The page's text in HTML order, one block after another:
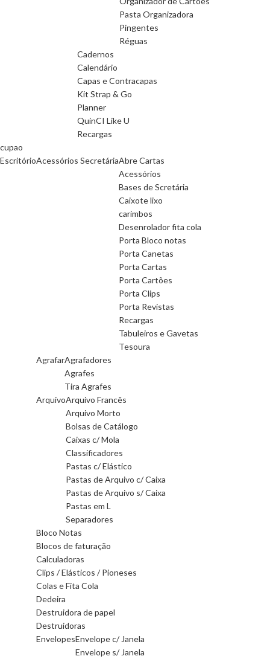
Pasta Organizadora
Pingentes
Réguas
Cadernos
Calendário
Capas e Contracapas
Kit Strap & Go
Planner
QuinCI Like U
Recargas
cupao
EscritórioAcessórios SecretáriaAbre Cartas
Acessórios
Bases de Scretária
Caixote lixo
carimbos
Desenrolador fita cola
Porta Bloco notas
Porta Canetas
Porta Cartas
Porta Cartões
Porta Clips
Porta Revistas
Recargas
Tabuleiros e Gavetas
Tesoura
AgrafarAgrafadores
Agrafes
Tira Agrafes
ArquivoArquivo Francês
Arquivo Morto
Bolsas de Catálogo
Caixas c/ Mola
Classificadores
Pastas c/ Elástico
Pastas de Arquivo c/ Caixa
Pastas de Arquivo s/ Caixa
Pastas em L
Separadores
Bloco Notas
Blocos de faturação
Calculadoras
Clips / Elásticos / Pioneses
Colas e Fita Cola
Dedeira
Destruidora de papel
Destruidoras
EnvelopesEnvelope c/ Janela
Envelope s/ Janela